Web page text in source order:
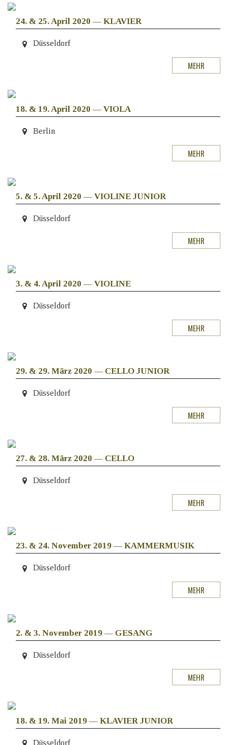
24. & 25. April 2020 — KLAVIER
Düsseldorf
MEHR
18. & 19. April 2020 — VIOLA
Berlin
MEHR
5. & 5. April 2020 — VIOLINE JUNIOR
Düsseldorf
MEHR
3. & 4. April 2020 — VIOLINE
Düsseldorf
MEHR
29. & 29. März 2020 — CELLO JUNIOR
Düsseldorf
MEHR
27. & 28. März 2020 — CELLO
Düsseldorf
MEHR
23. & 24. November 2019 — KAMMERMUSIK
Düsseldorf
MEHR
2. & 3. November 2019 — GESANG
Düsseldorf
MEHR
18. & 19. Mai 2019 — KLAVIER JUNIOR
Düsseldorf